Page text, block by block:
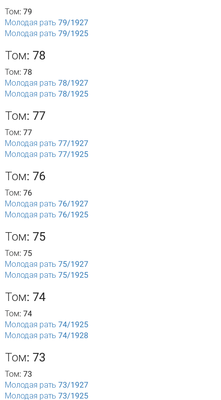
Том: 79
Молодая рать 79/1927
Молодая рать 79/1925
Том: 78
Том: 78
Молодая рать 78/1927
Молодая рать 78/1925
Том: 77
Том: 77
Молодая рать 77/1927
Молодая рать 77/1925
Том: 76
Том: 76
Молодая рать 76/1927
Молодая рать 76/1925
Том: 75
Том: 75
Молодая рать 75/1927
Молодая рать 75/1925
Том: 74
Том: 74
Молодая рать 74/1925
Молодая рать 74/1928
Том: 73
Том: 73
Молодая рать 73/1927
Молодая рать 73/1925